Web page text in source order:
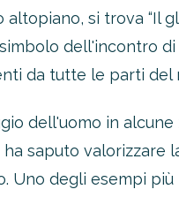
altopiano, si trova “Il
dell'incontro
da tutte le parti del
dell'uomo in alcune
saputo valorizzare
Uno degli esempi